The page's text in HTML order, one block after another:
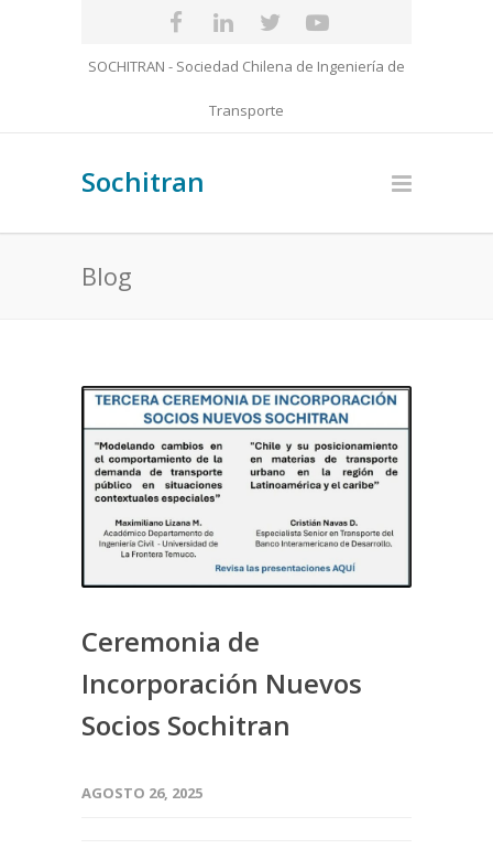
SOCHITRAN - Sociedad Chilena de Ingeniería de
Transporte
Sochitran
Blog
Ceremonia de
Incorporación Nuevos
Socios Sochitran
AGOSTO 26, 2025